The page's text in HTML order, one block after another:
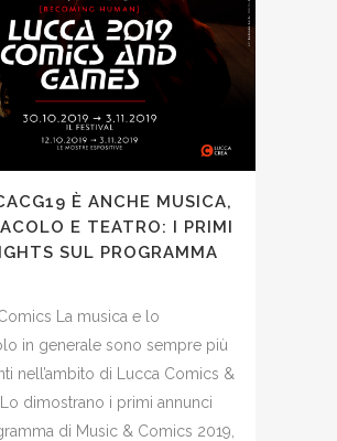
È ANCHE MUSICA,
E TEATRO: I PRIMI
SUL PROGRAMMA
La musica e lo
in generale sono sempre più
nell’ambito di Lucca Comics &
dimostrano i primi annunci
di Music & Comics 2019,